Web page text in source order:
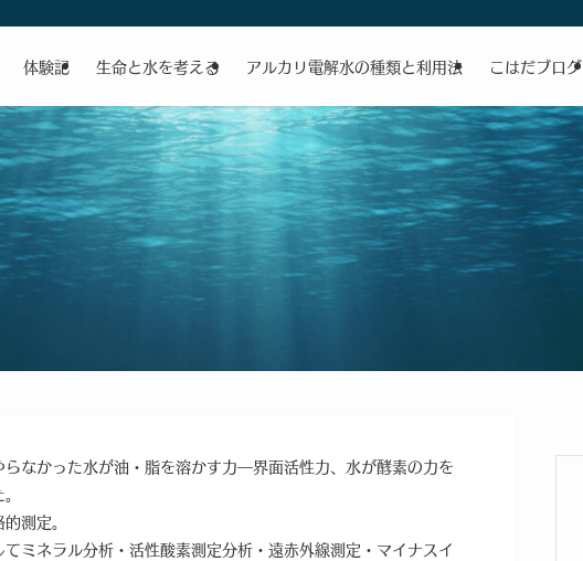
体験記 生命と水を考える アルカリ電解水の種類と利用法 こはだブログ
なかった水が油・脂を溶かす力―界面活性力、水が酵素の力を
測定。
ミネラル分析・活性酸素測定分析・遠赤外線測定・マイナスイ